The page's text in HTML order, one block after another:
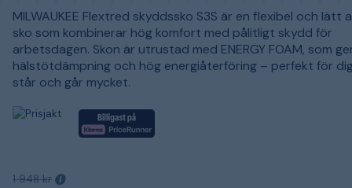
MILWAUKEE Flextred skyddssko S3S är en flexibel och lätt
sko som kombinerar hög komfort med pålitligt skydd för
arbetsdagen. Skon är utrustad med ENERGY FOAM, som
hälstötdämpning och hög energiåterföring – perfekt för
står och går mycket.
1 948 kr